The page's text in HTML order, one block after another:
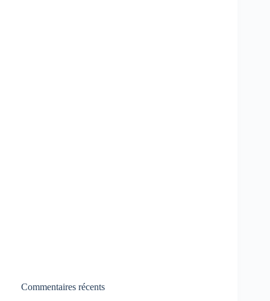
Commentaires récents